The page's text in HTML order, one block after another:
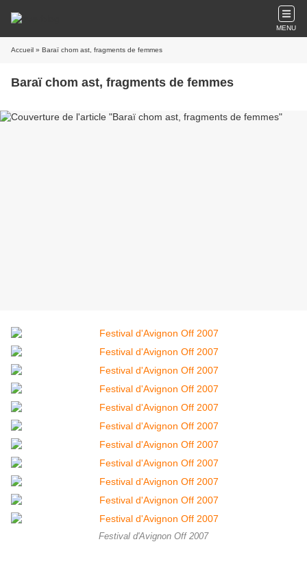
MENU
Accueil » Baraï chom ast, fragments de femmes
Baraï chom ast, fragments de femmes
Festival d'Avignon Off 2007